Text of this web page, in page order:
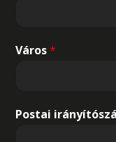
Város*
Postai